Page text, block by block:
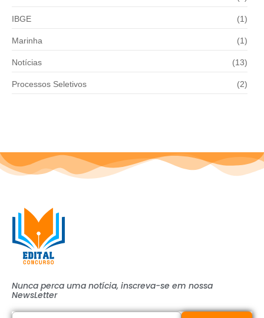
IBGE (1)
Marinha (1)
Notícias (13)
Processos Seletivos (2)
Nunca perca uma notícia, inscreva-se em nossa
NewsLetter